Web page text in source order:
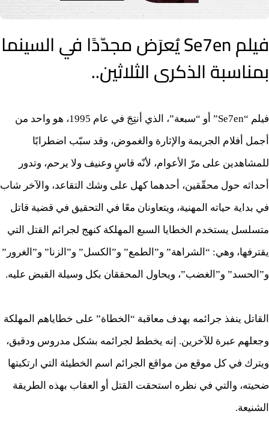
فيلم Se7en يُعرَض مجدّدًا في السينما
بمناسبة الذكرى الثلاثين..
فيلم “Se7en” أو “سبعة”، الذي أنتِجَ في عام 1995، هو واحد من
أجمل أفلام الجريمة والإثارة والغموض، وقد سبّب اضطرابًا
للمشاهدين على مرّ الأعوام، لأنّه قاسٍ وعنيف ولا يرحم، وتدور
أحداثه حول محقّقين، أحدهما كهل على وشك التقاعد، والآخر شاب
في بداية حياته المهنية، ويتعاونان معًا في التحقيق في قضية قاتل
متسلسل يستخدم الخطايا السبع المهلكة كنهج لجرائم القتل التي
يقترفها، وهي: “الشراهة” و”الطمع” و”الكسل” و”الزنا” و”الغرور”
و”الحسد” و”الغضب”، ويحاول المحققان بكل وسيلة القبض عليه.
القاتل ينفذ جرائمه بهدف معاقبة “الخطاة” على خطاياهم المهلكة
وجعلهم عبرة للآخرين. إنه يخطط لجرائمه بشكل مدروس ودقيق،
ويترك في كل موقع من مواقع الجرائم اسم الخطيئة التي ارتكبتها
ضحيته، والتي في نظره استحقت القتل أو العقاب بهذه الطريقة
الشنيعة.